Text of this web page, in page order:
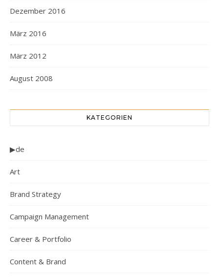
Dezember 2016
März 2016
März 2012
August 2008
KATEGORIEN
▶de
Art
Brand Strategy
Campaign Management
Career & Portfolio
Content & Brand